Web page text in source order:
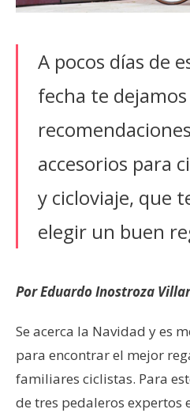
A pocos días de
fecha te
accesorios para
y cicloviaje, que
elegir un buen
Por Eduardo Inostroza
Se acerca la Navidad y es
para encontrar el mejor
familiares ciclistas. Para
de tres pedaleros expertos